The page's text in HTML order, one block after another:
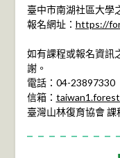
臺中市南湖社區大學
報名網址： https://
如有課程或報名資訊
謝。
電話：04-23897330
信箱：
臺灣山林復育協會 課